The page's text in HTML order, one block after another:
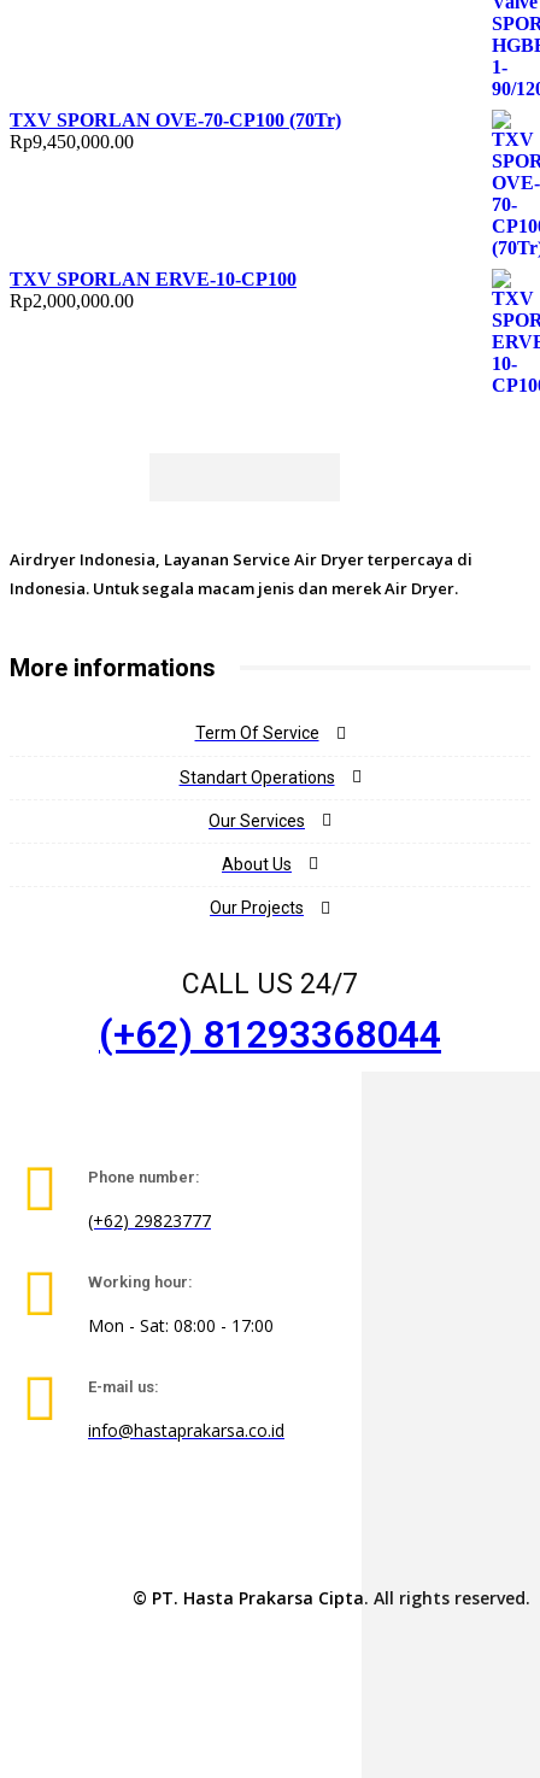
TXV SPORLAN OVE-70-CP100 (70Tr)
Rp9,450,000.00
TXV SPORLAN ERVE-10-CP100
Rp2,000,000.00
Airdryer Indonesia, Layanan Service Air Dryer terpercaya di
Indonesia. Untuk segala macam jenis dan merek Air Dryer.
More informations
Term Of Service
Standart Operations
Our Services
About Us
Our Projects
CALL US 24/7
(+62) 81293368044
Phone number:
(+62) 29823777
Working hour:
Mon - Sat: 08:00 - 17:00
E-mail us:
info@hastaprakarsa.co.id
© PT. Hasta Prakarsa Cipta. All rights reserved.